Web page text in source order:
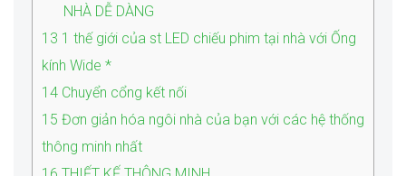
NHÀ DỄ DÀNG
13 1 thế giới của st LED chiếu phim tại nhà với Ống
kính Wide *
14 Chuyển cổng kết nối
15 Đơn giản hóa ngôi nhà của bạn với các hệ thống
thông minh nhất